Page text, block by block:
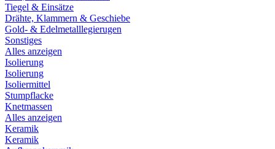
Tiegel & Einsätze
Drähte, Klammern & Geschiebe
Gold- & Edelmetalllegierugen
Sonstiges
Alles anzeigen
Isolierung
Isolierung
Isoliermittel
Stumpflacke
Knetmassen
Alles anzeigen
Keramik
Keramik